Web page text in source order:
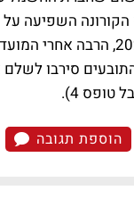
השפיעה על
התפשטה במרץ 2020, הרבה
סירבו
טופס 4).
הוספת תגובה